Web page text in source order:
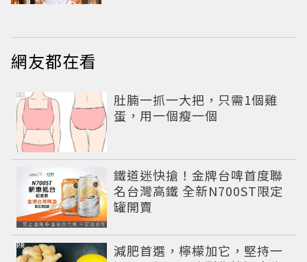
網友都在看
肚腩一抓一大把，只需1個雞
蛋，用一個瘦一個
PR
鐵道迷快搶！金牌台啤首度聯
名台灣高鐵 全新N700ST限定
罐開賣
減肥首選，檸檬加它，堅持一
PR